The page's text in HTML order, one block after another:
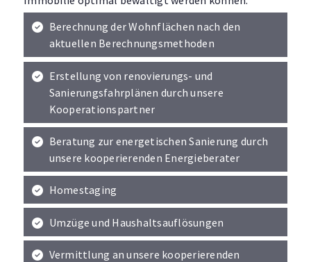
Berechnung der Wohnflächen nach den
aktuellen Berechnungsmethoden
Erstellung von renovierungs- und
Sanierungsfahrplänen durch unsere
Kooperationspartner
Beratung zur energetischen Sanierung durch
unsere kooperierenden Energieberater
Homestaging
Umzüge und Haushaltsauflösungen
Vermittlung an unsere kooperierenden